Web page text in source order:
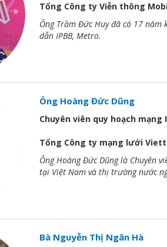
Tổng Công ty Viễn thông
Ông Trầm Đức Huy đã có 17 năm
dẫn IPBB, Metro.
Ông Hoàng Đức Dũng
Chuyên viên quy hoạch mạng
Tổng Công ty mạng lưới
Ông Hoàng Đức Dũng là Chuyên
tại Việt Nam và thị trường nước
Bà Nguyễn Thị Ngân Hà